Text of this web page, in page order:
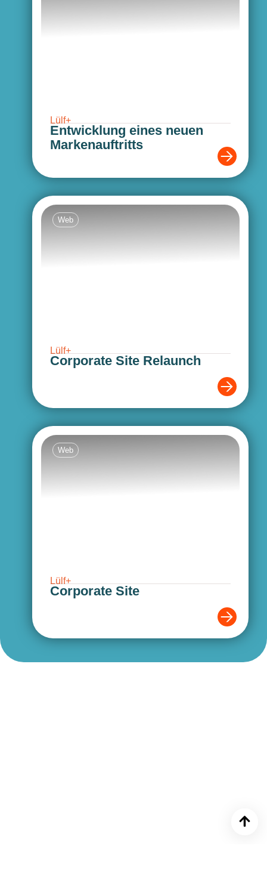
Lülf+
Entwicklung eines neuen
Marken­auftritts
Web
Lülf+
Corporate Site Relaunch
Web
Lülf+
Corporate Site